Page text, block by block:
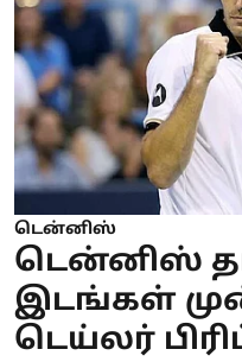
டென்னிஸ்
டென்னிஸ்
இடங்கள்
டெய்லர்